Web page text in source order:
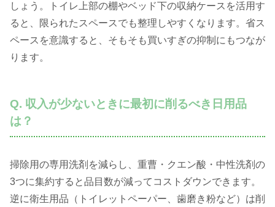
しょう。トイレ上部の棚やベッド下の収納ケースを活用す
ると、限られたスペースでも整理しやすくなります。省ス
ペースを意識すると、そもそも買いすぎの抑制にもつなが
ります。
Q. 収入が少ないときに最初に削るべき日用品
は？
掃除用の専用洗剤を減らし、重曹・クエン酸・中性洗剤の
3つに集約すると品目数が減ってコストダウンできます。
逆に衛生用品（トイレットペーパー、歯磨き粉など）は削